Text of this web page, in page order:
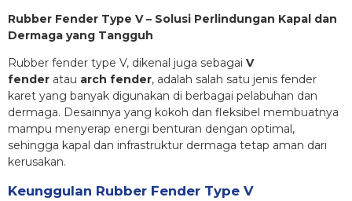
Rubber Fender Type V – Solusi Perlindungan Kapal dan
Dermaga yang Tangguh
Rubber fender type V, dikenal juga sebagai V
fender atau arch fender, adalah salah satu jenis fender
karet yang banyak digunakan di berbagai pelabuhan dan
dermaga. Desainnya yang kokoh dan fleksibel membuatnya
mampu menyerap energi benturan dengan optimal,
sehingga kapal dan infrastruktur dermaga tetap aman dari
kerusakan.
Keunggulan Rubber Fender Type V